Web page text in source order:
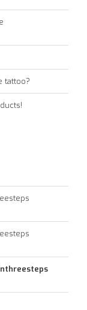
tattoo?